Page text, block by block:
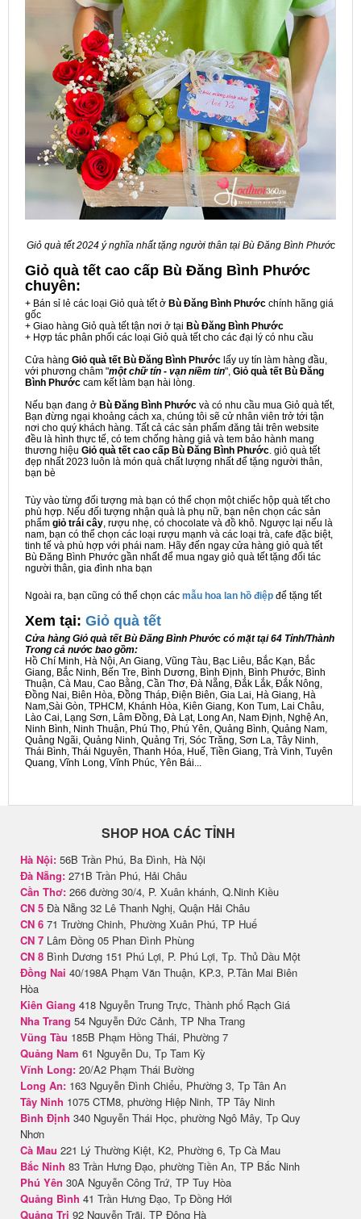
Giỏ quà tết 2024 ý nghĩa nhất tặng người thân tại Bù Đăng Bình Phước
Giỏ quà tết cao cấp Bù Đăng Bình Phước
chuyên:
+ Bán sỉ lẻ các loại Giỏ quà tết ở Bù Đăng Bình Phước chính hãng giá
gốc
+ Giao hàng Giỏ quà tết tận nơi ở tại Bù Đăng Bình Phước
+ Hợp tác phân phối các loại Giỏ quà tết cho các đại lý có nhu cầu
Cửa hàng Giỏ quà tết Bù Đăng Bình Phước lấy uy tín làm hàng đầu,
với phương châm "một chữ tín - vạn niềm tin", Giỏ quà tết Bù Đăng
Bình Phước cam kết làm bạn hài lòng.
Nếu bạn đang ở Bù Đăng Bình Phước và có nhu cầu mua Giỏ quà tết,
Bạn đừng ngại khoảng cách xa, chúng tôi sẽ cử nhân viên trở tới tận
nơi cho quý khách hàng. Tất cả các sản phẩm đăng tải trên website
đều là hình thực tế, có tem chống hàng giả và tem bảo hành mang
thương hiệu Giỏ quà tết cao cấp Bù Đăng Bình Phước. giỏ quà tết
đẹp nhất 2023 luôn là món quà chất lượng nhất để tặng người thân,
bạn bè
Tùy vào từng đối tượng mà bạn có thể chọn một chiếc hộp quà tết cho
phù hợp. Nếu đối tượng nhận quà là phụ nữ, bạn nên chọn các sản
phẩm giỏ trái cây, rượu nhẹ, có chocolate và đồ khô. Ngược lại nếu là
nam, bạn có thể chọn các loại rượu mạnh và các loại trà, cafe đặc biệt,
tinh tế và phù hợp với phái nam. Hãy đến ngay cửa hàng giỏ quà tết
Bù Đăng Bình Phước gần nhất để mua ngay giỏ quà tết tặng đối tác
người thân, gia đình nha bạn
Ngoài ra, bạn cũng có thể chọn các mẫu hoa lan hồ điệp để tặng tết
Xem tại: Giỏ quà tết
Cửa hàng Giỏ quà tết Bù Đăng Bình Phước có mặt tại 64 Tỉnh/Thành
Trong cả nước bao gồm:
Hồ Chí Minh, Hà Nội, An Giang, Vũng Tàu, Bạc Liêu, Bắc Kạn, Bắc
Giang, Bắc Ninh, Bến Tre, Bình Dương, Bình Định, Bình Phước, Bình
Thuận, Cà Mau, Cao Bằng, Cần Thơ, Đà Nẵng, Đắk Lắk, Đắk Nông,
Đồng Nai, Biên Hòa, Đồng Tháp, Điện Biên, Gia Lai, Hà Giang, Hà
Nam,Sài Gòn, TPHCM, Khánh Hòa, Kiên Giang, Kon Tum, Lai Châu,
Lào Cai, Lạng Sơn, Lâm Đồng, Đà Lạt, Long An, Nam Định, Nghệ An,
Ninh Bình, Ninh Thuận, Phú Thọ, Phú Yên, Quảng Bình, Quảng Nam,
Quảng Ngãi, Quảng Ninh, Quảng Trị, Sóc Trăng, Sơn La, Tây Ninh,
Thái Bình, Thái Nguyên, Thanh Hóa, Huế, Tiền Giang, Trà Vinh, Tuyên
Quang, Vĩnh Long, Vĩnh Phúc, Yên Bái...
SHOP HOA CÁC TỈNH
Hà Nội: 56B Trần Phú, Ba Đình, Hà Nội
Đà Nẵng: 271B Trần Phú, Hải Châu
Cần Thơ: 266 đường 30/4, P. Xuân khánh, Q.Ninh Kiều
CN 5 Đà Nẵng 32 Lê Thanh Nghị, Quận Hải Châu
CN 6 71 Trường Chinh, Phường Xuân Phú, TP Huế
CN 7 Lâm Đồng 05 Phan Đình Phùng
CN 8 Bình Dương 151 Phú Lợi, P. Phú Lợi, Tp. Thủ Dầu Một
Đồng Nai 40/198A Phạm Văn Thuận, KP.3, P.Tân Mai Biên
Hòa
Kiên Giang 418 Nguyễn Trung Trực, Thành phố Rạch Giá
Nha Trang 54 Nguyễn Đức Cảnh, TP Nha Trang
Vũng Tàu 185B Phạm Hồng Thái, Phường 7
Quảng Nam 61 Nguyễn Du, Tp Tam Kỳ
Vĩnh Long: 20/A2 Phạm Thái Bường
Long An: 163 Nguyễn Đình Chiểu, Phường 3, Tp Tân An
Tây Ninh 1075 CTM8, phường Hiệp Ninh, TP Tây Ninh
Bình Định 340 Nguyễn Thái Học, phường Ngô Mây, Tp Quy
Nhơn
Cà Mau 221 Lý Thường Kiệt, K2, Phường 6, Tp Cà Mau
Bắc Ninh 83 Trần Hưng Đạo, phường Tiền An, TP Bắc Ninh
Phú Yên 30A Nguyễn Công Trứ, TP Tuy Hòa
Quảng Bình 41 Trần Hưng Đạo, Tp Đồng Hới
Quảng Trị 92 Nguyễn Trãi, TP Đông Hà